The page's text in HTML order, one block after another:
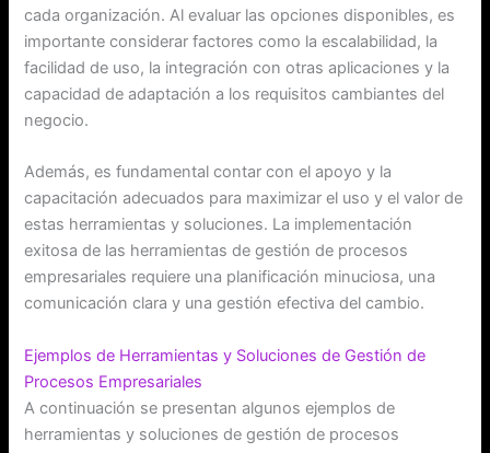
cada organización. Al evaluar las opciones disponibles, es
importante considerar factores como la escalabilidad, la
facilidad de uso, la integración con otras aplicaciones y la
capacidad de adaptación a los requisitos cambiantes del
negocio.
Además, es fundamental contar con el apoyo y la
capacitación adecuados para maximizar el uso y el valor de
estas herramientas y soluciones. La implementación
exitosa de las herramientas de gestión de procesos
empresariales requiere una planificación minuciosa, una
comunicación clara y una gestión efectiva del cambio.
Ejemplos de Herramientas y Soluciones de Gestión de
Procesos Empresariales
A continuación se presentan algunos ejemplos de
herramientas y soluciones de gestión de procesos